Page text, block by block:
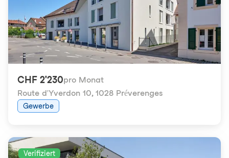
CHF 2'230pro Monat
Route d'Yverdon 10, 1028 Préverenges
Gewerbe
Verifiziert